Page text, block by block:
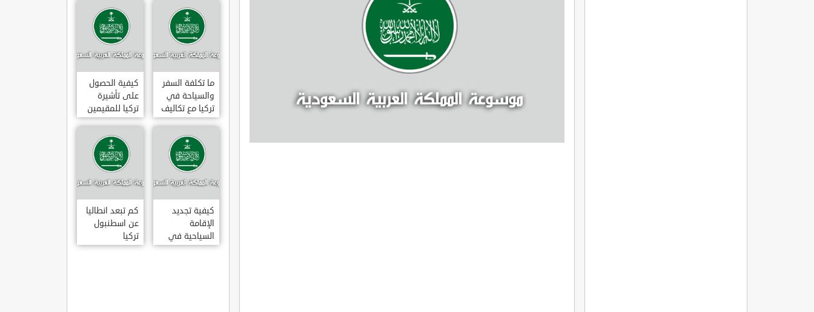
سكنى فى
تركيا
ما تكلفة السفر
والسياحة في
تركيا مع تكاليف
الاقامة
كيفية الحصول
على تأشيرة
تركيا للمقيمين
بالسعودية
2020
كيفية تجديد
الإقامة
السياحية في
تركيا وما
كم تبعد انطاليا
عن اسطنبول
تركيا